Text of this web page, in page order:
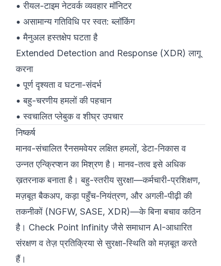
• रीयल-टाइम नेटवर्क व्यवहार मॉनिटर
• असामान्य गतिविधि पर स्वत: ब्लॉकिंग
• मैनुअल हस्तक्षेप घटता है
Extended Detection and Response (XDR) लागू
करना
• पूर्ण दृश्यता व घटना-संदर्भ
• बहु-चरणीय हमलों की पहचान
• स्वचालित प्लेबुक व शीघ्र उपचार
निष्कर्ष
मानव-संचालित रैनसमवेयर लक्षित हमलों, डेटा-निकास व
उन्नत एन्क्रिप्शन का मिश्रण है। मानव-तत्व इसे अधिक
ख़तरनाक बनाता है। बहु-स्तरीय सुरक्षा—कर्मचारी-प्रशिक्षण,
मज़बूत बैकअप, कड़ा पहुँच-नियंत्रण, और अगली-पीढ़ी की
तकनीकों (NGFW, SASE, XDR)—के बिना बचाव कठिन
है। Check Point Infinity जैसे समाधान AI-आधारित
संरक्षण व तेज़ प्रतिक्रिया से सुरक्षा-स्थिति को मज़बूत करते
हैं।